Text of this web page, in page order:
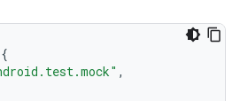
{
,